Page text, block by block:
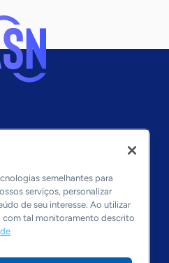
semelhantes para
serviços, personalizar
de seu interesse. Ao utilizar
com tal monitoramento descrito